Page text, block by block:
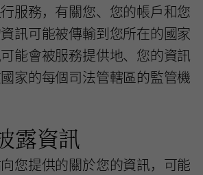
服務，有關您、您的帳戶和您
訊可能被傳輸到您所在的國家
能會被服務提供地、您的資訊
家的每個司法管轄區的監管機
露資訊
您提供的關於您的資訊，可能